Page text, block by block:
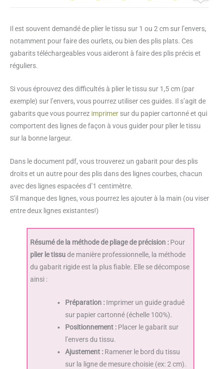
Il est souvent demandé de plier le tissu sur 1 ou 2 cm sur l’envers,
notamment pour faire des ourlets, ou bien des plis plats. Ces
gabarits téléchargeables vous aideront à faire des plis précis et
réguliers.
Si vous éprouvez des difficultés à plier le tissu sur 1,5 cm (par
exemple) sur l’envers, vous pourrez utiliser ces guides. Il s’agit de
gabarits que vous pourrez imprimer sur du papier cartonné et qui
comportent des lignes de façon à vous guider pour plier le tissu
sur la bonne largeur.
Dans le document pdf, vous trouverez un gabarit pour des plis
droits et un autre pour des plis dans des lignes courbes, chacun
avec des lignes espacées d’1 centimètre.
S’il manque des lignes, vous pourrez les ajouter à la main (ou viser
entre deux lignes existantes!)
Résumé de la méthode de pliage de précision : Pour
plier le tissude manière professionnelle, la méthode
du gabarit rigide est la plus fiable. Elle se décompose
ainsi :
Préparation : Imprimer un guide gradué
sur papier cartonné (échelle 100%).
Positionnement : Placer le gabarit sur
l’envers du tissu.
Ajustement : Ramener le bord du tissu
sur la ligne de mesure choisie (ex: 2 cm).